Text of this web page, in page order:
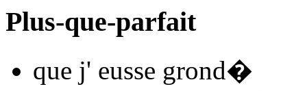
Plus-que-parfait
que j' eusse grond�